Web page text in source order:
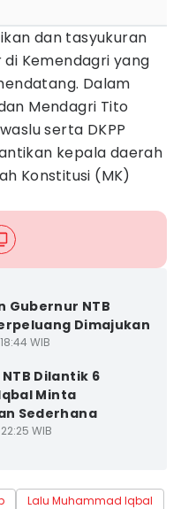
dan tasyukuran
Kemendagri yang
Dalam
Mendagri Tito
serta DKPP
kepala daerah
Konstitusi (MK)
Gubernur NTB
Dimajukan
WIB
Dilantik 6
Minta
Sederhana
WIB
Lalu Muhammad Iqbal